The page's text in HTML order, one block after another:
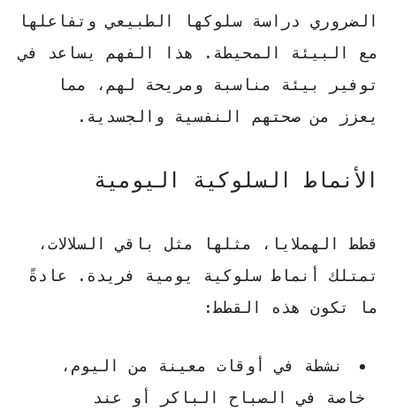
الضروري دراسة سلوكها الطبيعي وتفاعلها
مع البيئة المحيطة. هذا الفهم يساعد في
توفير بيئة مناسبة ومريحة لهم، مما
يعزز من صحتهم النفسية والجسدية.
الأنماط السلوكية اليومية
قطط الهملايا، مثلها مثل باقي السلالات،
تمتلك أنماط سلوكية يومية فريدة. عادةً
ما تكون هذه القطط:
نشطة في أوقات معينة من اليوم،
خاصة في الصباح الباكر أو عند